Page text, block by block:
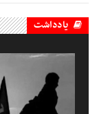
یادداشت